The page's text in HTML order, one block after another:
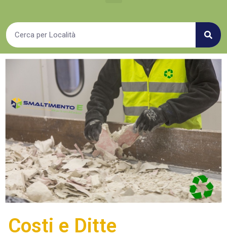
Costi e Ditte